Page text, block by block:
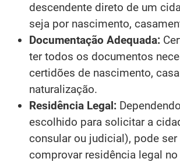
descendente direto de um
seja por nascimento,
Documentação Adequada:
ter todos os documentos
certidões de nascimento,
naturalização.
Residência Legal:
escolhido para solicitar a
consular ou judicial), pode ser
comprovar residência legal